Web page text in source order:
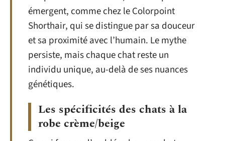
émergent, comme chez le Colorpoint
Shorthair, qui se distingue par sa douceur
et sa proximité avec l’humain. Le mythe
persiste, mais chaque chat reste un
individu unique, au-delà de ses nuances
génétiques.
Les spécificités des chats à la
robe crème/beige